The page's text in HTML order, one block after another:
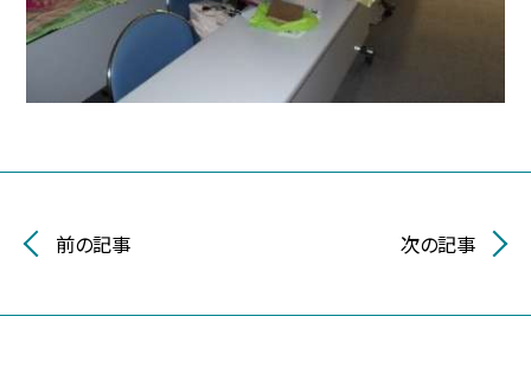
前の記事 次の記事